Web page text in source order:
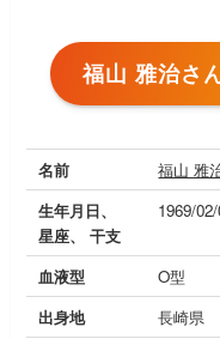
福山 雅治さ
名前
福山 雅
生年月日、
星座、 干支
1969/
血液型
O型
出身地
長崎県